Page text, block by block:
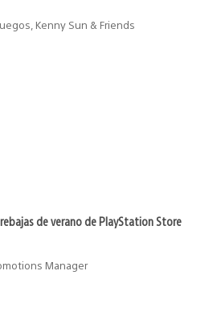
Kenny Sun & Friends
de verano de PlayStation Store
Manager